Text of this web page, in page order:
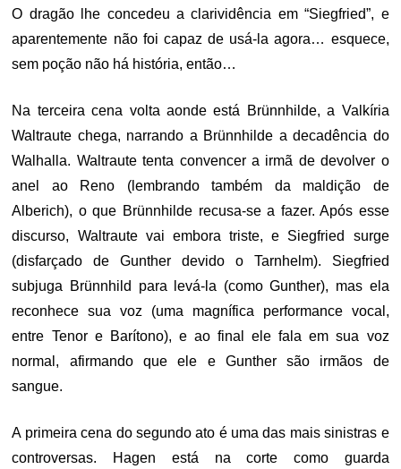
O dragão lhe concedeu a clarividência em “Siegfried”, e
aparentemente não foi capaz de usá-la agora… esquece,
sem poção não há história, então…
Na terceira cena volta aonde está Brünnhilde, a Valkíria
Waltraute chega, narrando a Brünnhilde a decadência do
Walhalla. Waltraute tenta convencer a irmã de devolver o
anel ao Reno (lembrando também da maldição de
Alberich), o que Brünnhilde recusa-se a fazer. Após esse
discurso, Waltraute vai embora triste, e Siegfried surge
(disfarçado de Gunther devido o Tarnhelm). Siegfried
subjuga Brünnhild para levá-la (como Gunther), mas ela
reconhece sua voz (uma magnífica performance vocal,
entre Tenor e Barítono), e ao final ele fala em sua voz
normal, afirmando que ele e Gunther são irmãos de
sangue.
A primeira cena do segundo ato é uma das mais sinistras e
controversas. Hagen está na corte como guarda